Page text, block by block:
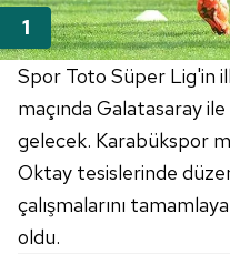
Spor Toto Süper Lig'in
maçında Galatasaray
gelecek. Karabükspor
Oktay tesislerinde
çalışmalarını
oldu.